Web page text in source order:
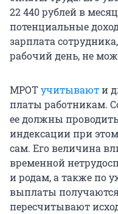
22 440 рублей в
потенциальные
зарплата
рабочий день, не
МРОТучитываюти
платы работникам.
ее должны
индексации при этом
сам. Его величина
временной
и родам, а также по
выплаты
пересчитывают